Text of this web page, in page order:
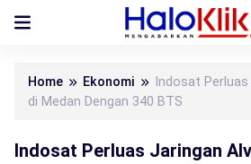
Home Ekonomi
Indosat
di Medan Dengan 340 BTS
Indosat Perluas Jaringan